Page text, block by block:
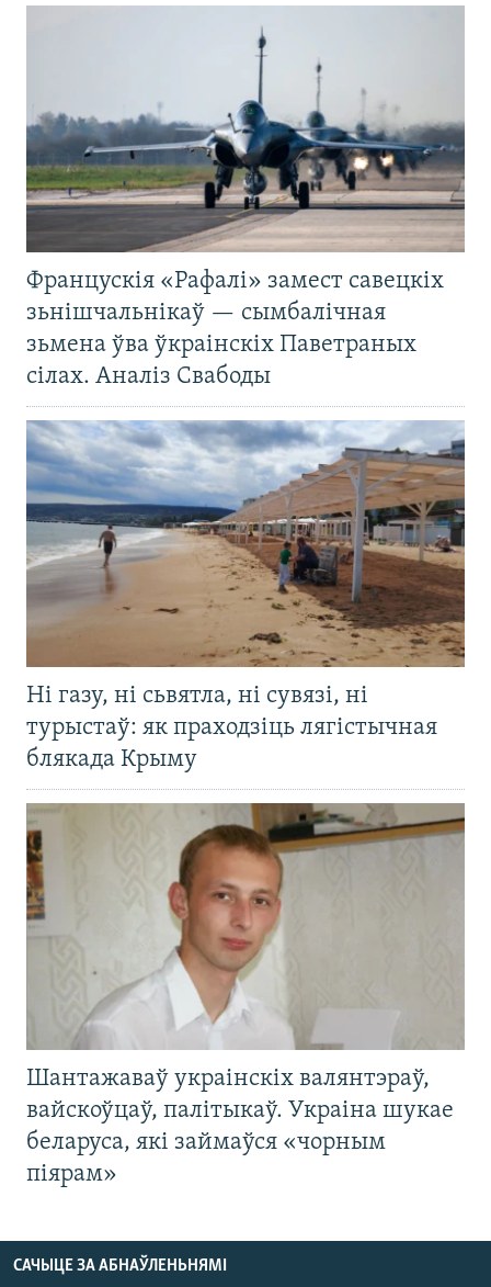
Францускія «Рафалі» замест савецкіх
зьнішчальнікаў — сымбалічная
зьмена ўва ўкраінскіх Паветраных
сілах. Аналіз Свабоды
Ні газу, ні сьвятла, ні сувязі, ні
турыстаў: як праходзіць лягістычная
блякада Крыму
Шантажаваў украінскіх валянтэраў,
вайскоўцаў, палітыкаў. Украіна шукае
беларуса, які займаўся «чорным
піярам»
САЧЫЦЕ ЗА АБНАЎЛЕНЬНЯМІ